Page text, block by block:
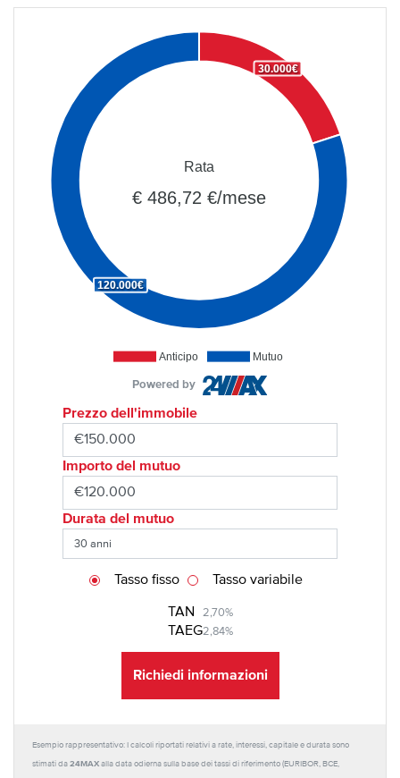
Anticipo Mutuo
30.000€
120.000€
Rata
€ 486,72 €/mese
Powered by
Prezzo dell'immobile
Importo del mutuo
Durata del mutuo
TAN 2,70%
TAEG2,84%
Tasso fisso Tasso variabile
Richiedi informazioni
Esempio rappresentativo: I calcoli riportati relativi a rate, interessi, capitale e durata sono
stimati da 24MAX alla data odierna sulla base dei tassi di riferimento (EURIBOR, BCE,